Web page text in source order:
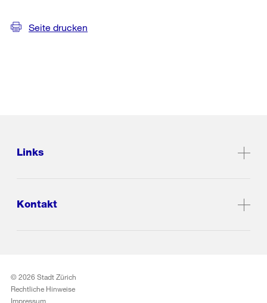
Seite drucken
Links
Kontakt
© 2026 Stadt Zürich
Rechtliche Hinweise
Impressum